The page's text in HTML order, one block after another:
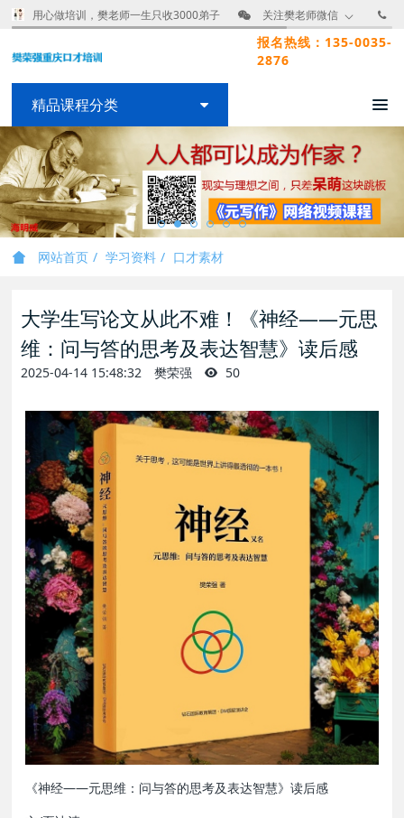
用心做培训，樊老师一生只收3000弟子 关注樊老师微信
报名热线：135-0035-
2876
精品课程分类
网站首页 学习资料 口才素材
大学生写论文从此不难！《神经——元思
维：问与答的思考及表达智慧》读后感
2025-04-14 15:48:32 樊荣强 50
《神经——元思维：问与答的思考及表达智慧》读后感